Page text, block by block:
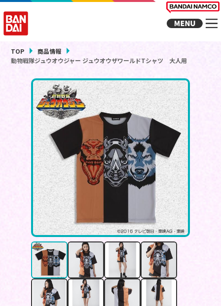
TOP
商品情報
動物戦隊ジュウオウジャー ジュウオウザワールドTシャツ 大人用